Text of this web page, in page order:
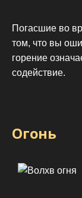
Погасшие во
том, что вы
горение
содействие.
Огонь